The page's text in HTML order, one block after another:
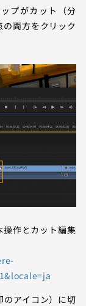
プがカット（分
両方をクリック
作とカット編集
アイコン）に切